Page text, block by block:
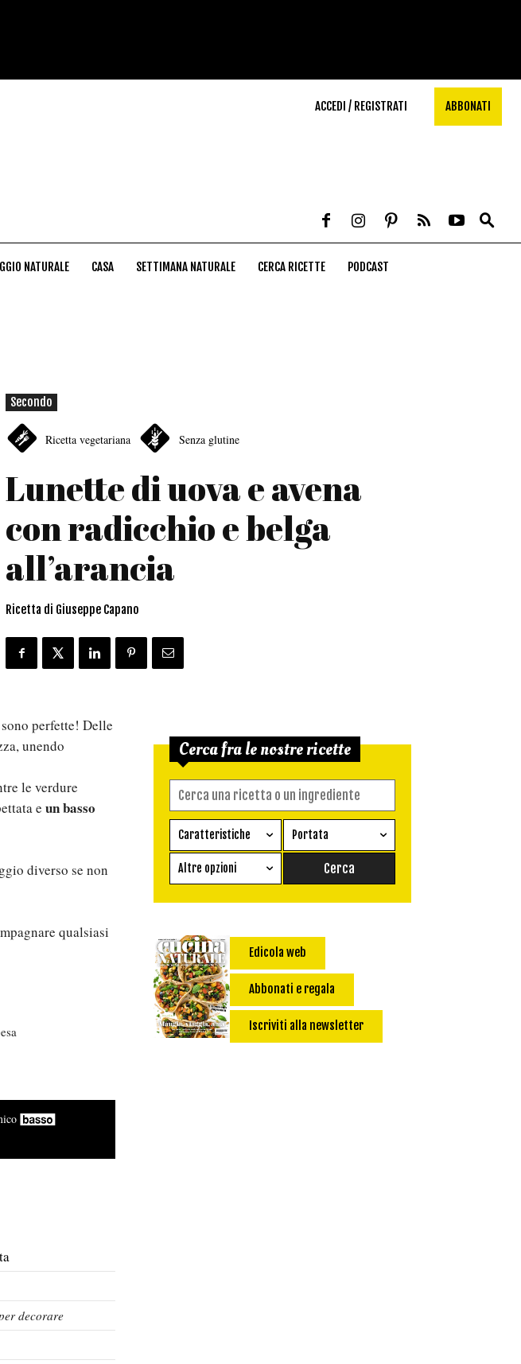
ACCEDI / REGISTRATI ABBONATI
NATURALE CASA SETTIMANA NATURALE CERCA RICETTE PODCAST
Secondo
Ricetta vegetariana Senza glutine
Lunette di uova e avena
con radicchio e belga
all’arancia
Ricetta di Giuseppe Capano
perfette! Delle
unendo
le verdure
e un basso
diverso se non
qualsiasi
decorare
Cerca fra le nostre ricette
Caratteristiche
Ricetta vegetariana
Senza glutine
senza uova
Vegan
Portata
Antipasto
Conserva
Dessert
Pane
Salsa
Secondo
Altre opzioni
Impatto Glicemico:
Calorie max (kcal):
Edicola web
Abbonati e regala
Iscriviti alla newsletter